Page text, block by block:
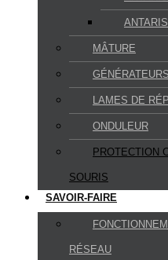
MÂTURE
GÉNÉRATEURS
LAMES DE
ONDULEUR
PROTECTION
SOURIS
SAVOIR-FAIRE
RÉSEAU